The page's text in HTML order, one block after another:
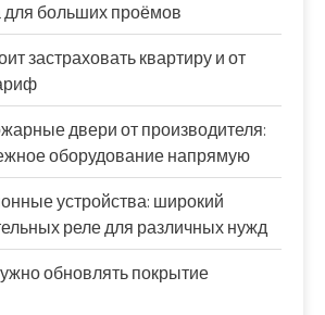
больших проёмов
застраховать квартиру и от
двери от производителя:
оборудование напрямую
устройства: широкий
реле для различных нужд
обновлять покрытие